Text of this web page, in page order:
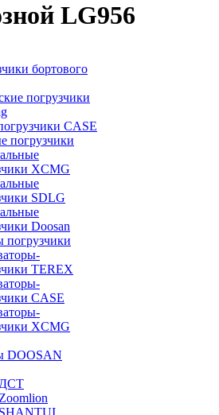
LG956
бортового
погрузчики
CASE
погрузчики
XCMG
SDLG
Doosan
погрузчики
TEREX
CASE
XCMG
DOOSAN
ДСТ